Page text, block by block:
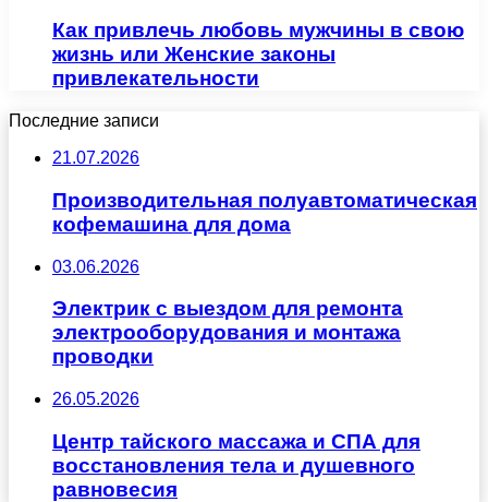
Как привлечь любовь мужчины в свою
жизнь или Женские законы
привлекательности
Последние записи
21.07.2026
Производительная полуавтоматическая
кофемашина для дома
03.06.2026
Электрик с выездом для ремонта
электрооборудования и монтажа
проводки
26.05.2026
Центр тайского массажа и СПА для
восстановления тела и душевного
равновесия